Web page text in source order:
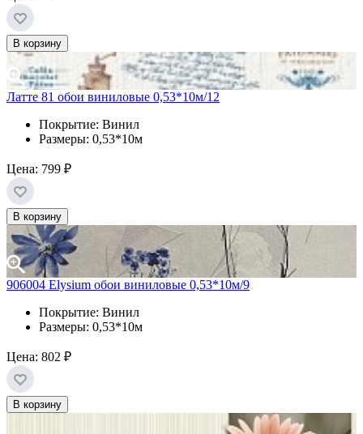
В корзину
Латте 81 обои виниловые 0,53*10м/12
Покрытие: Винил
Размеры: 0,53*10м
Цена: 799 ₽
В корзину
906004 Elysium обои виниловые 0,53*10м/9
Покрытие: Винил
Размеры: 0,53*10м
Цена: 802 ₽
В корзину